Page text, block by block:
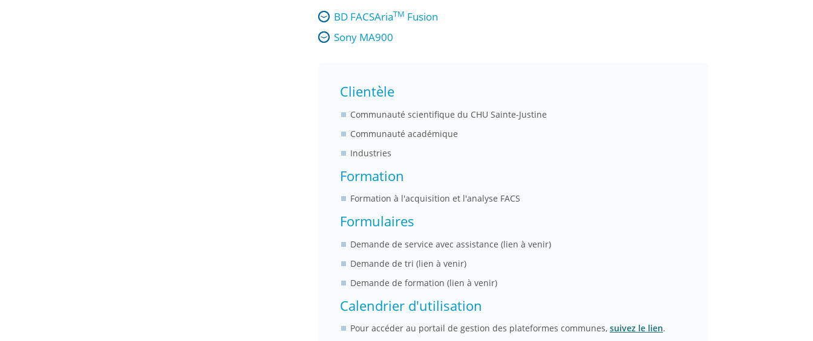
BD FACSAriaTM Fusion
Sony MA900
Clientèle
Communauté scientifique du CHU Sainte-Justine
Communauté académique
Industries
Formation
Formation à l'acquisition et l'analyse FACS
Formulaires
Demande de service avec assistance (lien à venir)
Demande de tri (lien à venir)
Demande de formation (lien à venir)
Calendrier d'utilisation
Pour accéder au portail de gestion des plateformes communes, suivez le lien.